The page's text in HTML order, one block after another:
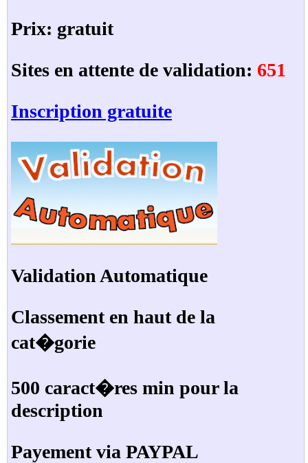
Prix: gratuit
Sites en attente de validation: 651
Inscription gratuite
Validation Automatique
Classement en haut de la
cat�gorie
500 caract�res min pour la
description
Payement via PAYPAL